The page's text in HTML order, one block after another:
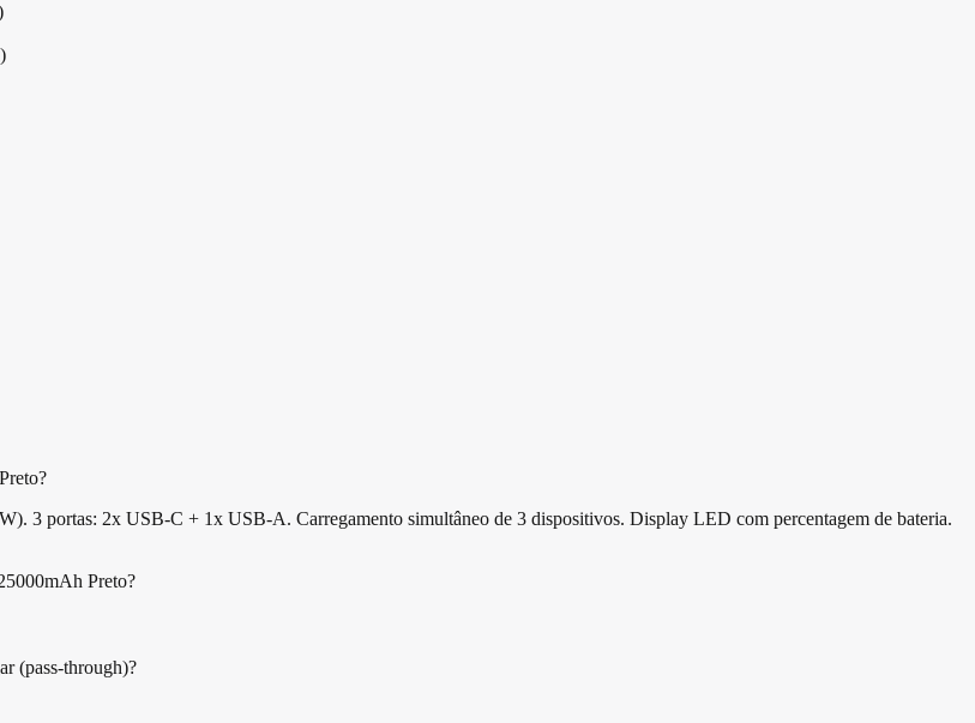
3 portas: 2x USB-C + 1x USB-A. Carregamento simultâneo de 3 dispositivos. Display LED com percentagem de bateria.
Preto?
(pass-through)?